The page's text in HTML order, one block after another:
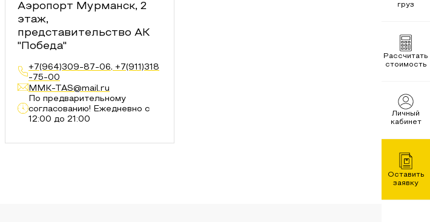
груз
Рассчитать
стоимость
Личный
кабинет
Оставить
заявку
Аэропорт Мурманск, 2
этаж,
представительство АК
"Победа"
+7(964)309-87-06, +7(911)318
-75-00
MMK-TAS@mail.ru
По предварительному
согласованию! Ежедневно с
12:00 до 21:00